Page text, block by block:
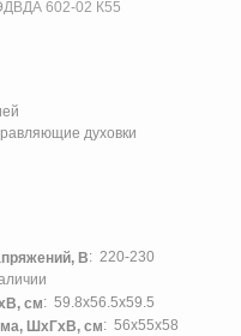
602-02 К55
духовки
В: 220-230
см: 59.8х56.5х59.5
ШхГхВ, см: 56x55x58